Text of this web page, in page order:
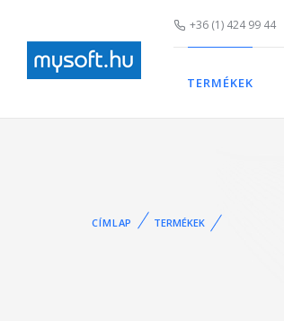
+36 (1) 424 99 44
TERMÉKEK
CÍMLAP TERMÉKEK